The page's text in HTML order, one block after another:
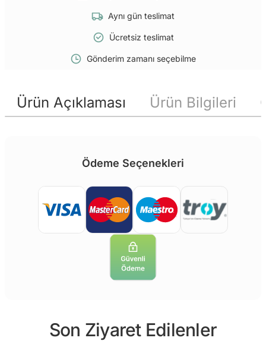
Aynı gün teslimat
Ücretsiz teslimat
Gönderim zamanı seçebilme
Ürün Açıklaması Ürün Bilgileri
Ödeme Seçenekleri
Son Ziyaret Edilenler